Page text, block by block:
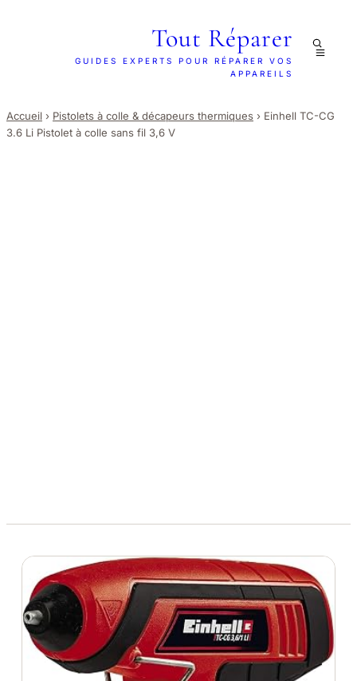
Tout Réparer
GUIDES EXPERTS POUR RÉPARER VOS
APPAREILS
Accueil › Pistolets à colle & décapeurs thermiques › Einhell TC-CG
3.6 Li Pistolet à colle sans fil 3,6 V